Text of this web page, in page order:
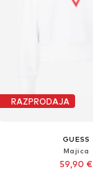
RAZPRODAJA
GUESS
Majica
59,90 €